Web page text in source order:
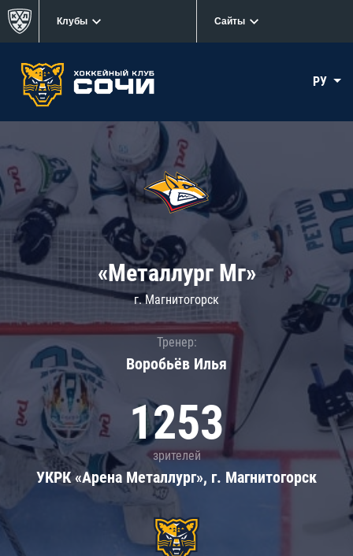
Клубы Сайты
РУ
«Металлург Мг»
г. Магнитогорск
Тренер:
Воробьёв Илья
1253
зрителей
УКРК «Арена Металлург», г. Магнитогорск